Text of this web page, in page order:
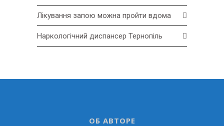
Лікування запою можна пройти вдома
Наркологічний диспансер Тернопіль
ОБ АВТОРЕ